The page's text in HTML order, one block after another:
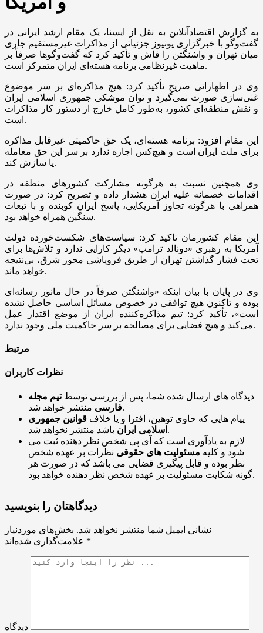
به گزارش اقتصادآنلاین به نقل از ایسنا، یک مقام ارشد ایرانی در
گفت‌و‌گو با خبرگزاری یونیوز جزئیاتی از مذاکرات غیرمستقیم جاری
میان تهران و واشنگتن را فاش و تأکید کرد که گفت‌و‌گو‌ها صرفاً بر
ماهیت غیرنظامی برنامه هسته‌ای ایران متمرکز است.
وی در اظهاراتی صریح تأکید کرد: هیچ مذاکره‌ای بر سر موضوع
غنی‌سازی صورت نمی‌گیرد و توان موشکی جمهوری اسلامی ایران
و نقش منطقه‌ای کشور، به‌طور کامل خارج از دستور کار مذاکرات
است.
این مقام افزود: برنامه هسته‌ای، یک حق حاکمیتی غیرقابل مذاکره
برای ملت ایران است و هیچ‌کس اجازه ندارد بر سر این حق معامله
یا سازش کند.
وی همچنین نسبت به هرگونه مشارکت کشور‌های منطقه در
اقدامات خصمانه علیه ایران هشدار داده و تصریح کرد: در صورت
همراهی با هرگونه تجاوز آمریکایی، پاسخ ایران کوبنده و با تبعات
سنگین همراه خواهد بود.
این مقام کشورمان تاکید کرد: سیاست‌های شکست‌خورده دولت
آمریکا به رهبری «دونالد ترامپ» دیگر کارایی ندارد و تلاش‌ها برای
تحت فشار گذاشتن تهران از طریق فروپاشی محور شرق، بی‌نتیجه
خواهد ماند.
وی در پایان با بیان اینکه «واشنگتن صرفاً در حال مانور رسانه‌ای
بوده و تاکنون هیچ توافقی در خصوص مسائل اساسی حاصل نشده
است»، تأکید کرد: تیم مذاکره‌کننده ایران از موضع اقتدار عمل
می‌کند و هیچ فضایی برای مصالحه بر سر حاکمیت ملی وجود ندارد.
مرتبط
نظرات کاربران
دیدگاه های ارسال شده شما، پس از بررسی توسطتیم مجله
فارسیمنتشر خواهد شد.
پیام هایی که حاوی توهین، افترا و یا خلاف قوانین جمهوری
اسلامی ایران باشد منتشر نخواهد شد.
لازم به یادآوری است که آی پی شخص نظر دهنده ثبت می
شود و کلیه مسئولیت های حقوقی نظرات بر عهده شخص
نظر بوده و قابل پیگیری قضایی می باشد که در صورت هر
گونه شکایت مسئولیت بر عهده شخص نظر دهنده خواهد بود.
دیدگاهتان را بنویسید
نشانی ایمیل شما منتشر نخواهد شد. بخش‌های موردنیاز
*
دیدگاه